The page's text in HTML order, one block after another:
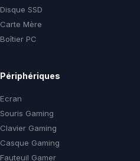
Disque SSD
Carte Mère
Boîtier PC
Périphériques
Ecran
Souris Gaming
Clavier Gaming
Casque Gaming
Fauteuil Gamer